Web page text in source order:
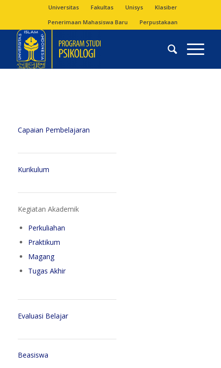
Universitas Fakultas Unisys
Klasiber
Penerimaan Mahasiswa Baru
Perpustakaan
Capaian Pembelajaran
Kurikulum
Kegiatan Akademik
Perkuliahan
Praktikum
Magang
Tugas Akhir
Evaluasi Belajar
Beasiswa